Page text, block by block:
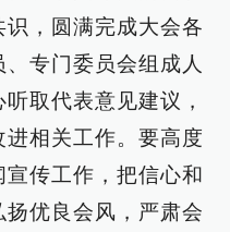
，圆满完成大会各
专门委员会组成人
取代表意见建议，
相关工作。要高度
传工作，把信心和
优良会风，严肃会